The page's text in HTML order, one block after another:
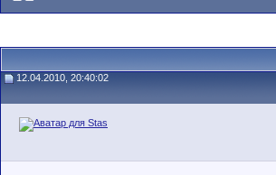
12.04.2010, 20:40:02